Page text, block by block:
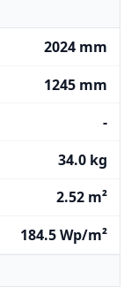
2024 mm
1245 mm
-
34.0 kg
2.52 m²
184.5 Wp/m²